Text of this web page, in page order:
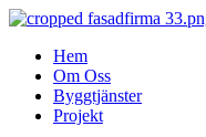
Skip
contentHem
Om Oss
Byggtjänster
Projekt